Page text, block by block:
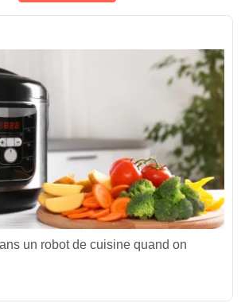
un robot de cuisine quand on